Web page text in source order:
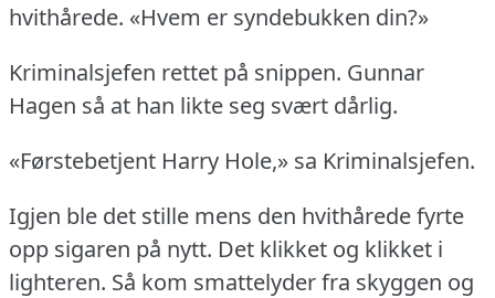
hvithårede. «Hvem er syndebukken din?»
Kriminalsjefen rettet på snippen. Gunnar
Hagen så at han likte seg svært dårlig.
«Førstebetjent Harry Hole,» sa Kriminalsjefen.
Igjen ble det stille mens den hvithårede fyrte
opp sigaren på nytt. Det klikket og klikket i
lighteren. Så kom smattelyder fra skyggen og